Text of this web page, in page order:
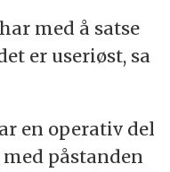
med å satse
er useriøst, sa
en operativ del
påstanden